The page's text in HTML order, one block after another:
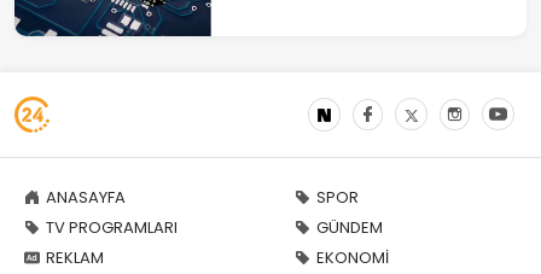
ANASAYFA
TV PROGRAMLARI
REKLAM
SPOR
GÜNDEM
EKONOMİ